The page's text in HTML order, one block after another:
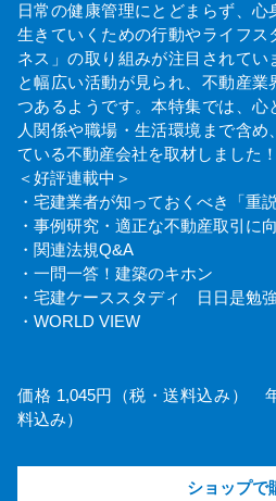
日常の健康管理にとどまらず、
生きていくための行動やライフス
ネス」の取り組みが注目されて
と幅広い活動が見られ、不動産
つあるようです。本特集では、心
人関係や職場・生活環境まで含
ている不動産会社を取材しました！
＜好評連載中＞
・宅建業者が知っておくべき「重
・事例研究・適正な不動産取引に
・関連法規Q&A
・一問一答！建築のキホン
・宅建ケーススタディ 日日是勉強
・WORLD VIEW
価格 1,045円（税・送料込み）
料込み）
ショップで